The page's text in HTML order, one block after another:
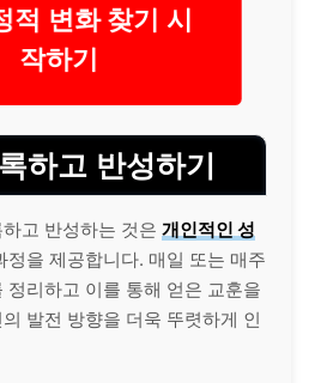
적 변화 찾기 시
작하기
하고 반성하기
고 반성하는 것은 개인적인 성
정을 제공합니다. 매일 또는 매주
정리하고 이를 통해 얻은 교훈을
발전 방향을 더욱 뚜렷하게 인